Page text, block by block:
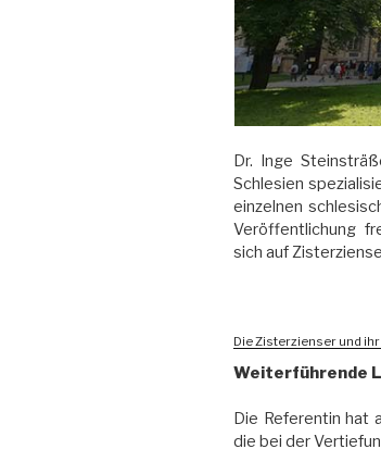
Dr. Inge
Schlesien
einzelnen
Veröffentlichung
sich auf
Die Zisterzienser und
Weiterführende
Die Referentin hat
die bei der